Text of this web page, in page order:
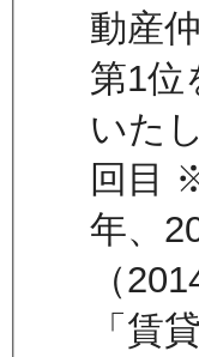
動産
第1位
いた
回目
年、
（
「賃